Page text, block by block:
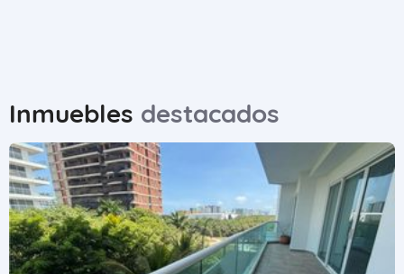
Inmuebles destacados